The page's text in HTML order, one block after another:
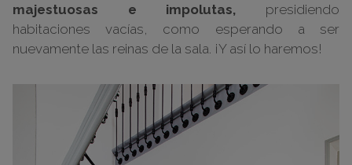
majestuosas e impolutas, presidiendo
habitaciones vacías, como esperando a ser
nuevamente las reinas de la sala. ¡Y así lo haremos!